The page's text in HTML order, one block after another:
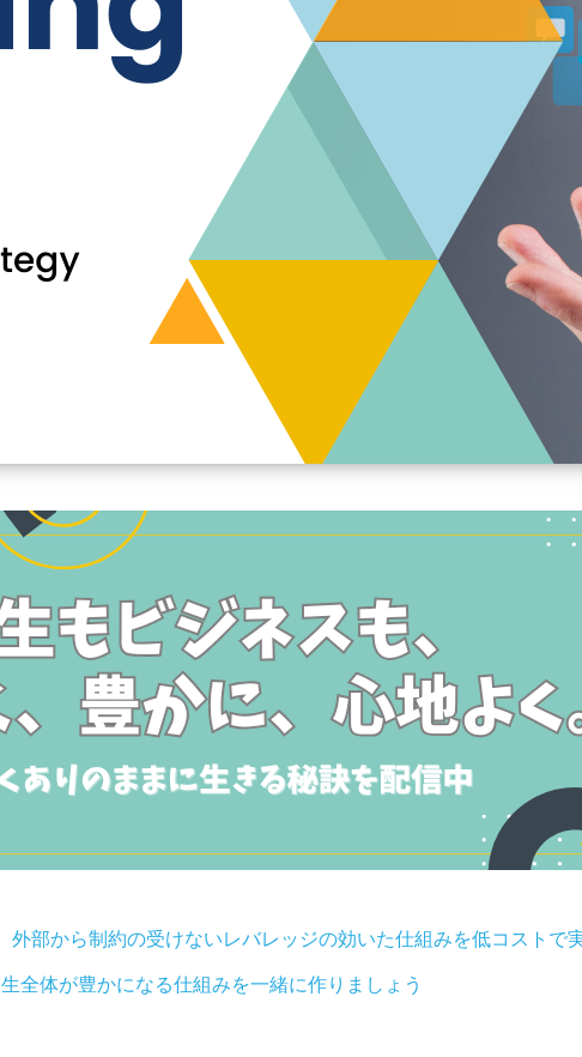
、外部から制約の受けないレバレッジの効いた仕組みを低コストで
生全体が豊かになる仕組みを一緒に作りましょう